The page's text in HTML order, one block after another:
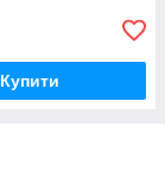
Купити